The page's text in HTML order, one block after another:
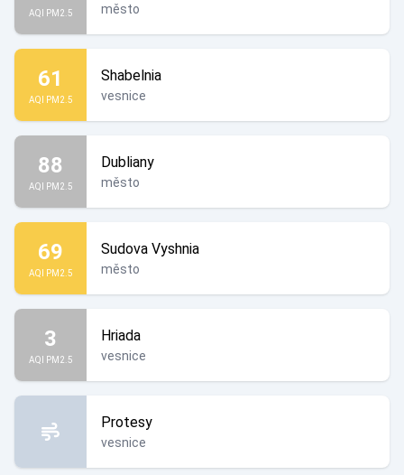
AQI PM2.5 město
61
AQI PM2.5
Shabelnia
vesnice
88
AQI PM2.5
Dubliany
město
69
AQI PM2.5
Sudova Vyshnia
město
3
AQI PM2.5
Hriada
vesnice
Protesy
vesnice